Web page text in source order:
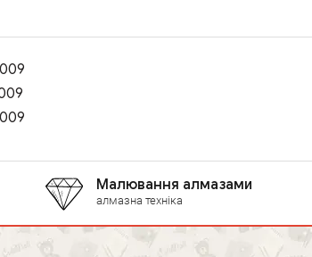
Малювання алмазами
алмазна техніка